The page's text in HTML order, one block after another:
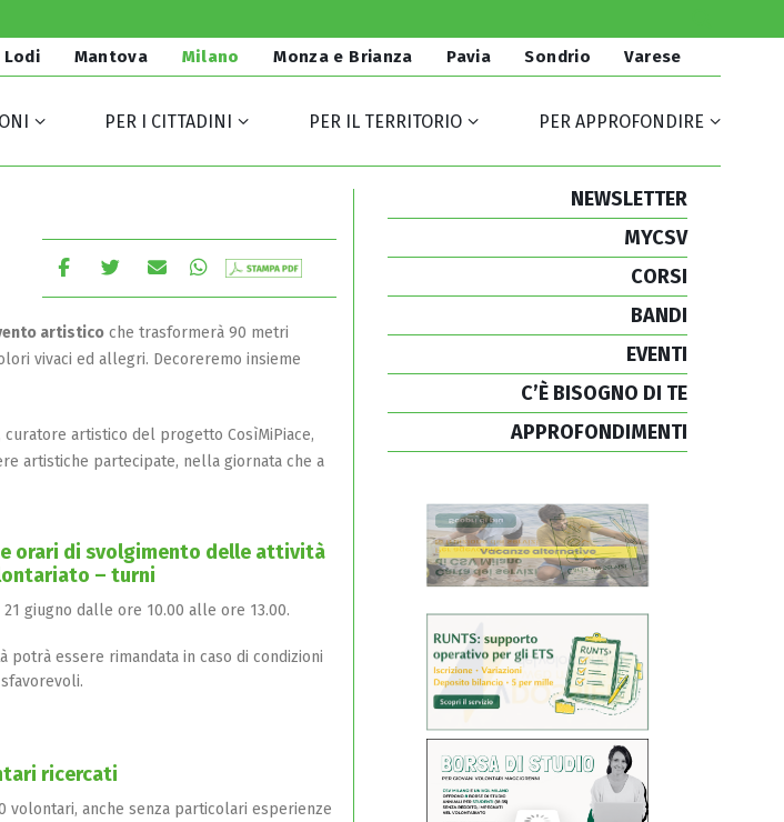
Lodi Mantova Milano Monza e Brianza Pavia Sondrio Varese
PER I CITTADINI PER IL TERRITORIO PER APPROFONDIRE
artistico che trasformerà 90 metri
vivaci ed allegri. Decoreremo insieme
, curatore artistico del progetto CosìMiPiace,
artistiche partecipate, nella giornata che a
orari di svolgimento delle attività
– turni
21 giugno dalle ore 10.00 alle ore 13.00.
potrà essere rimandata in caso di condizioni
ricercati
volontari, anche senza particolari esperienze
NEWSLETTER
MYCSV
CORSI
BANDI
EVENTI
C’È BISOGNO DI TE
APPROFONDIMENTI